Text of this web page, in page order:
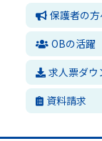
保護者の方
OBの活躍
求人票ダウ
資料請求